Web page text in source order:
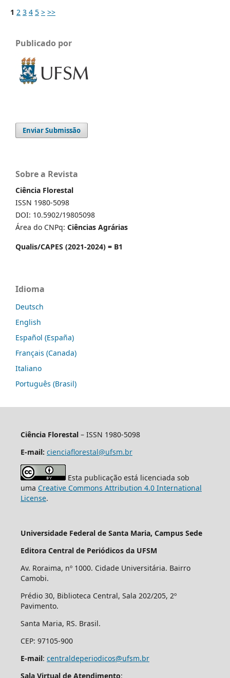
1 2 3 4 5 > >>
Publicado por
Enviar Submissão
Sobre a Revista
Ciência Florestal
ISSN 1980-5098
DOI: 10.5902/19805098
Área do CNPq: Ciências Agrárias
Qualis/CAPES (2021-2024) = B1
Idioma
Deutsch
English
Español (España)
Français (Canada)
Italiano
Português (Brasil)
Ciência Florestal– ISSN 1980-5098
E-mail: cienciaflorestal@ufsm.br
Esta publicação está licenciada sob
uma Creative Commons Attribution 4.0 International
License.
Universidade Federal de Santa Maria, Campus Sede
Editora Central de Periódicos da UFSM
Av. Roraima, nº 1000. Cidade Universitária. Bairro
Camobi.
Prédio 30, Biblioteca Central, Sala 202/205, 2º
Pavimento.
Santa Maria, RS. Brasil.
CEP: 97105-900
E-mail: centraldeperiodicos@ufsm.br
Sala Virtual de Atendimento: